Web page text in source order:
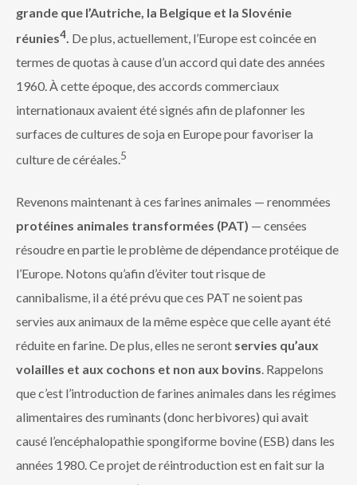
grande que l’Autriche, la Belgique et la Slovénie
réunies4. De plus, actuellement, l’Europe est coincée en
termes de quotas à cause d’un accord qui date des années
1960. À cette époque, des accords commerciaux
internationaux avaient été signés afin de plafonner les
surfaces de cultures de soja en Europe pour favoriser la
culture de céréales.5
Revenons maintenant à ces farines animales — renommées
protéines animales transformées (PAT) — censées
résoudre en partie le problème de dépendance protéique de
l’Europe. Notons qu’afin d’éviter tout risque de
cannibalisme, il a été prévu que ces PAT ne soient pas
servies aux animaux de la même espèce que celle ayant été
réduite en farine. De plus, elles ne seront servies qu’aux
volailles et aux cochons et non aux bovins. Rappelons
que c’est l’introduction de farines animales dans les régimes
alimentaires des ruminants (donc herbivores) qui avait
causé l’encéphalopathie spongiforme bovine (ESB) dans les
années 1980. Ce projet de réintroduction est en fait sur la